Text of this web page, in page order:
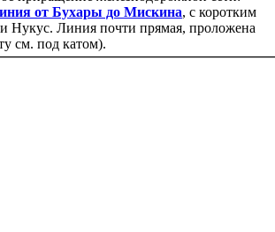
от Бухары до Мискина, с коротким
Нукус. Линия почти прямая, проложена
см. под катом).